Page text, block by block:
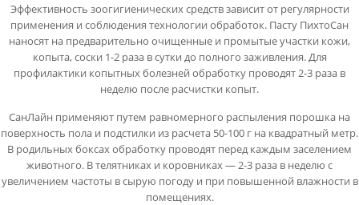
Эффективность зоогигиенических средств зависит от регулярности
применения и соблюдения технологии обработок. Пасту ПихтоСан
наносят на предварительно очищенные и промытые участки кожи,
копыта, соски 1-2 раза в сутки до полного заживления. Для
профилактики копытных болезней обработку проводят 2-3 раза в
неделю после расчистки копыт.
СанЛайн применяют путем равномерного распыления порошка на
поверхность пола и подстилки из расчета 50-100 г на квадратный метр.
В родильных боксах обработку проводят перед каждым заселением
животного. В телятниках и коровниках — 2-3 раза в неделю с
увеличением частоты в сырую погоду и при повышенной влажности в
помещениях.